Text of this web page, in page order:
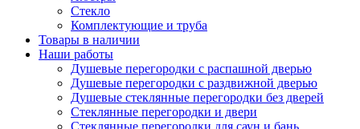
Стекло
Комплектующие и труба
Товары в наличии
Наши работы
Душевые перегородки c распашной дверью
Душевые перегородки с раздвижной дверью
Душевые стеклянные перегородки без дверей
Стеклянные перегородки и двери
Стеклянные перегородки для саун и бань